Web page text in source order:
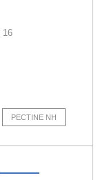
16
PECTINE NH